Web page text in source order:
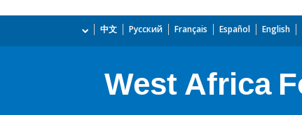
English
Español
Français
Русский
中文
West Africa